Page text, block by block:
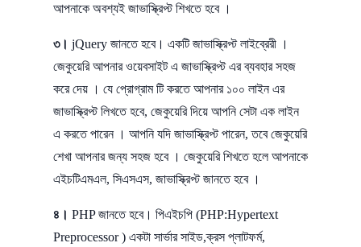
আপনাকে অবশ্যই জাভাস্ক্রিপ্ট শিখতে হবে ।
৩। jQuery জানতে হবে। একটি জাভাস্ক্রিপ্ট লাইব্রেরী ।
জেকুয়েরি আপনার ওয়েবসাইট এ জাভাস্ক্রিপ্ট এর ব্যবহার সহজ
করে দেয় । যে প্রোগ্রাম টি করতে আপনার ১০০ লাইন এর
জাভাস্ক্রিপ্ট লিখতে হবে, জেকুয়েরি দিয়ে আপনি সেটা এক লাইন
এ করতে পারেন । আপনি যদি জাভাস্ক্রিপ্ট পারেন, তবে জেকুয়েরি
শেখা আপনার জন্য সহজ হবে । জেকুয়েরি শিখতে হলে আপনাকে
এইচটিএমএল, সিএসএস, জাভাস্ক্রিপ্ট জানতে হবে ।
৪। PHP জানতে হবে। পিএইচপি (PHP:Hypertext
Preprocessor ) একটা সার্ভার সাইড,ক্রস প্লাটফর্ম,